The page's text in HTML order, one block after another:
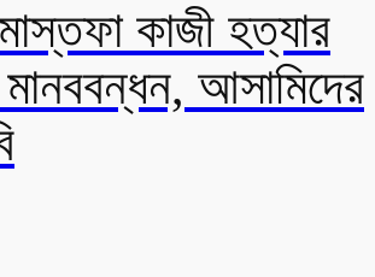
কাজী হত্যার
মানববন্ধন, আসামিদের